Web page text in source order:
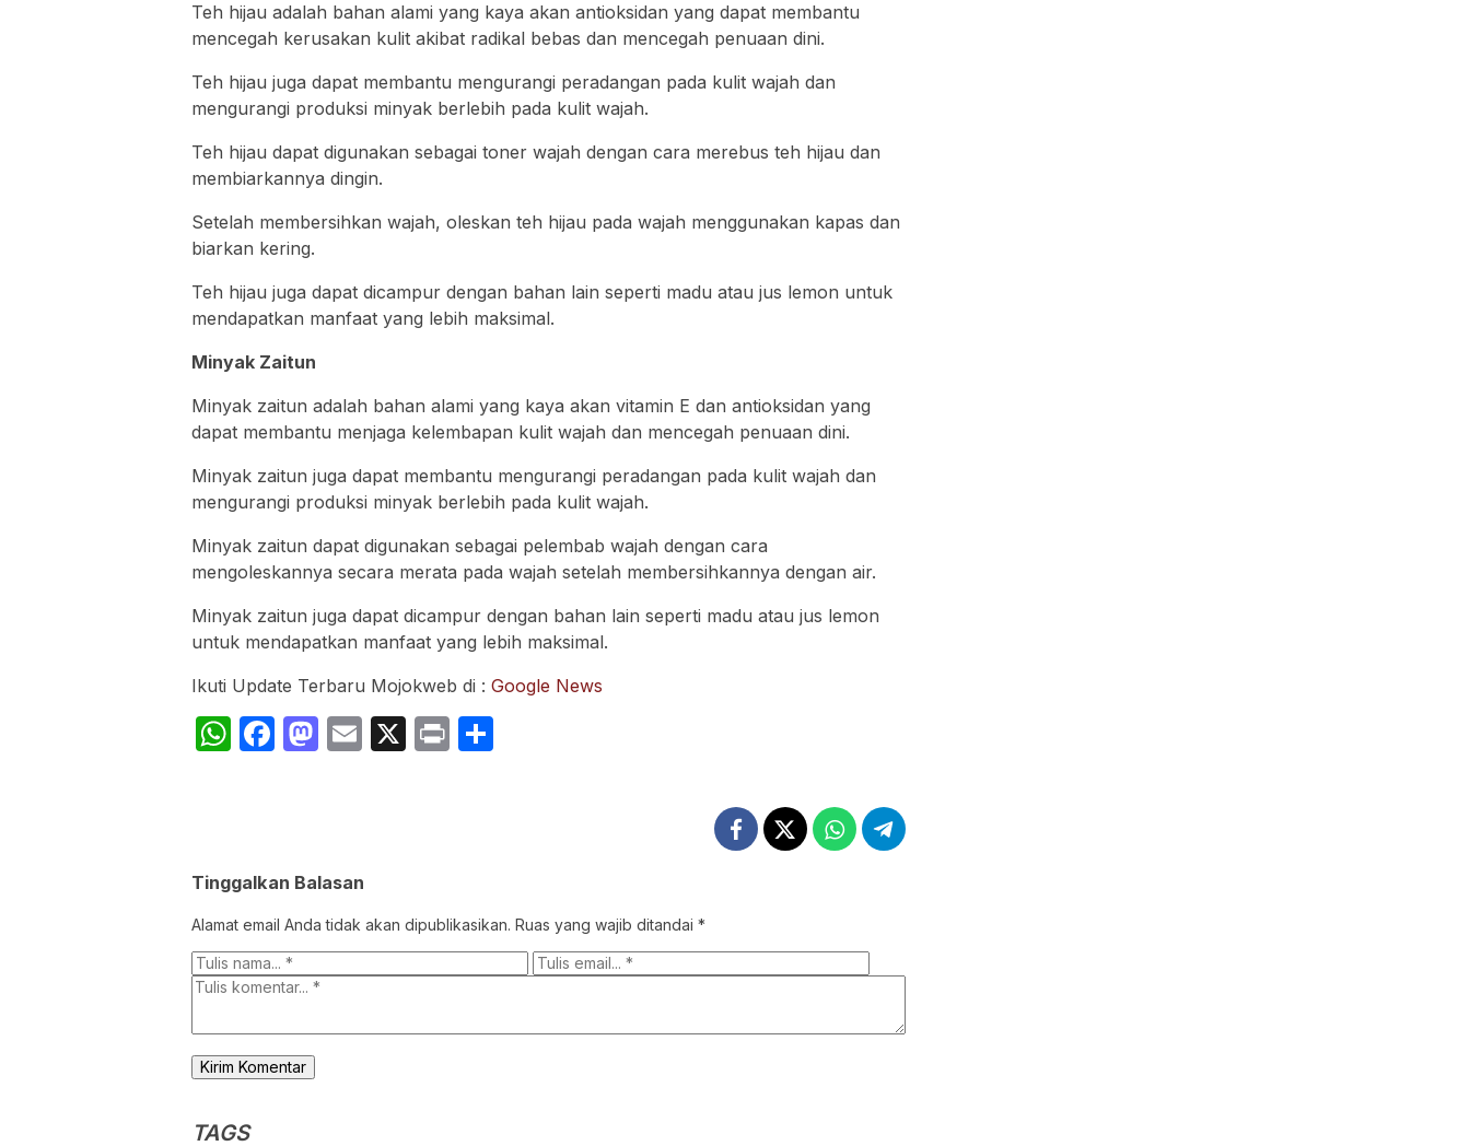
Teh hijau adalah bahan alami yang kaya akan antioksidan yang dapat membantu
mencegah kerusakan kulit akibat radikal bebas dan mencegah penuaan dini.
Teh hijau juga dapat membantu mengurangi peradangan pada kulit wajah dan
mengurangi produksi minyak berlebih pada kulit wajah.
Teh hijau dapat digunakan sebagai toner wajah dengan cara merebus teh hijau dan
membiarkannya dingin.
Setelah membersihkan wajah, oleskan teh hijau pada wajah menggunakan kapas dan
biarkan kering.
Teh hijau juga dapat dicampur dengan bahan lain seperti madu atau jus lemon untuk
mendapatkan manfaat yang lebih maksimal.
Minyak Zaitun
Minyak zaitun adalah bahan alami yang kaya akan vitamin E dan antioksidan yang
dapat membantu menjaga kelembapan kulit wajah dan mencegah penuaan dini.
Minyak zaitun juga dapat membantu mengurangi peradangan pada kulit wajah dan
mengurangi produksi minyak berlebih pada kulit wajah.
Minyak zaitun dapat digunakan sebagai pelembab wajah dengan cara
mengoleskannya secara merata pada wajah setelah membersihkannya dengan air.
Minyak zaitun juga dapat dicampur dengan bahan lain seperti madu atau jus lemon
untuk mendapatkan manfaat yang lebih maksimal.
Ikuti Update Terbaru Mojokweb di : Google News
WhatsApp
Facebook
Mastodon
Email
X Print
Tinggalkan Balasan
Alamat email Anda tidak akan dipublikasikan. Ruas yang wajib ditandai *
TAGS